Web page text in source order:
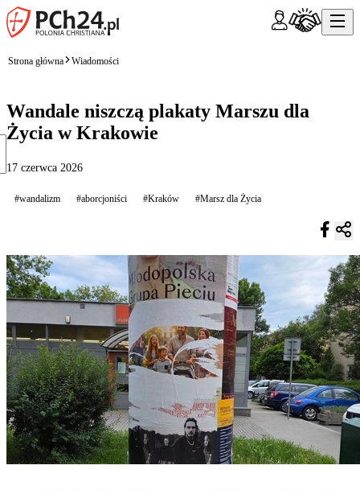
Strona główna Wiadomości
Wandale niszczą plakaty Marszu dla
Życia w Krakowie
17 czerwca 2026
#wandalizm #aborcjoniści #Kraków #Marsz dla Życia